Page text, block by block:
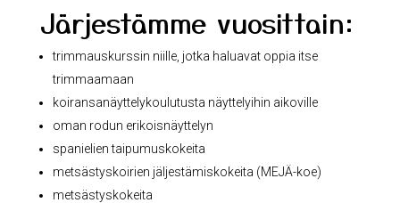
Järjestämme vuosittain:
trimmauskurssin niille, jotka haluavat oppia itse
trimmaamaan
koiransanäyttelykoulutusta näyttelyihin aikoville
oman rodun erikoisnäyttelyn
spanielien taipumuskokeita
metsästyskoirien jäljestämiskokeita (MEJÄ-koe)
metsästyskokeita